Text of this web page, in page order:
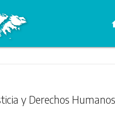
y Derechos Humanos